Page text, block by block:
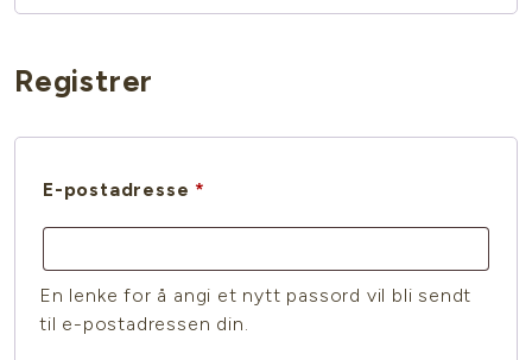
Registrer
E-postadresse *
En lenke for å angi et nytt passord vil bli sendt
til e-postadressen din.